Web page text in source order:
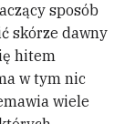
sposób
skórze dawny
hitem
w tym nic
wiele